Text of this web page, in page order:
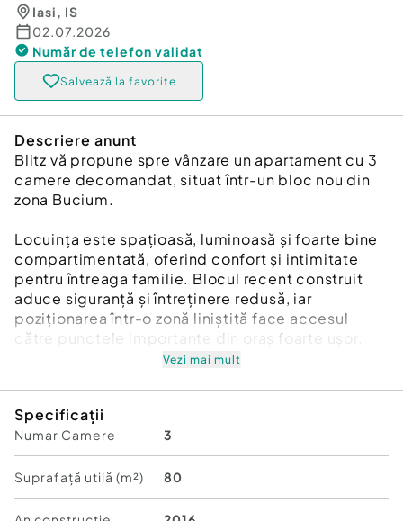
Iasi, IS
02.07.2026
Număr de telefon validat
Salvează la favorite
Descriere anunt
Blitz vă propune spre vânzare un apartament cu 3
camere decomandat, situat într-un bloc nou din
zona Bucium.
Locuința este spațioasă, luminoasă și foarte bine
compartimentată, oferind confort și intimitate
pentru întreaga familie. Blocul recent construit
aduce siguranță și întreținere redusă, iar
poziționarea într-o zonă liniștită face accesul
către punctele importante din oraș foarte ușor.
-Suprafață utilă: 80 mp
-Bloc construit în 2016
-Apartament intabulat, cu acte în regulă, gata de
mutare
Avantaje:
Vezi mai mult
Specificații
Numar Camere 3
Suprafață utilă (m²) 80